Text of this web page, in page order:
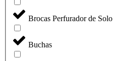
Brocas Perfurador de Solo
Buchas